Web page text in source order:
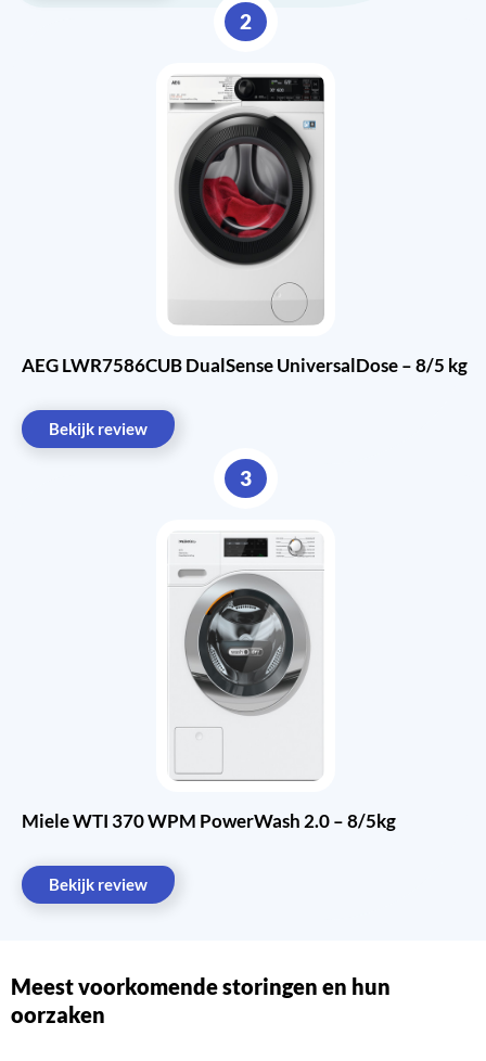
2
AEG LWR7586CUB DualSense UniversalDose – 8/5 kg
Bekijk review
3
Miele WTI 370 WPM PowerWash 2.0 – 8/5kg
Bekijk review
Meest voorkomende storingen en hun
oorzaken